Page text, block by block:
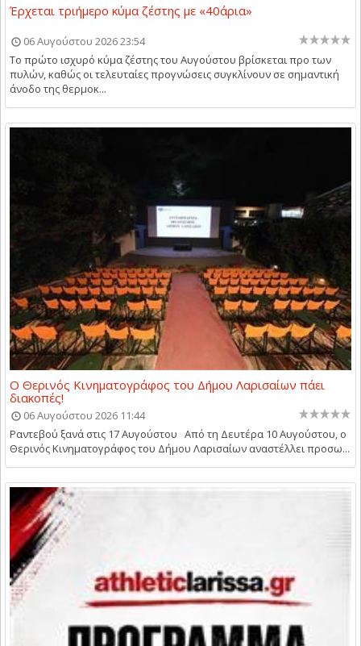
Έρχεται τριήμερο κύμα ζέστης με «40άρια»
06 Αυγούστου 2026 23:54
Το πρώτο ισχυρό κύμα ζέστης του Αυγούστου βρίσκεται προ των
πυλών, καθώς οι τελευταίες προγνώσεις συγκλίνουν σε σημαντική
άνοδο της θερμοκ...
Ο Θερινός Κινηματογράφος του Δήμου Λαρισαίων πάει
διακοπές!
06 Αυγούστου 2026 11:44
Ραντεβού ξανά στις 17 Αυγούστου Από τη Δευτέρα 10 Αυγούστου, ο
Θερινός Κινηματογράφος του Δήμου Λαρισαίων αναστέλλει προσω...